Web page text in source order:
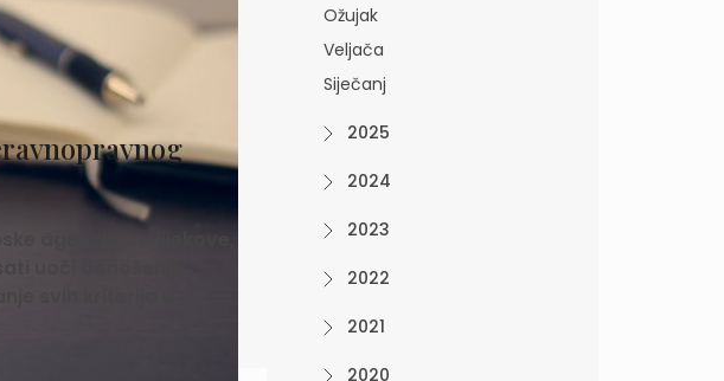
agencije za lijekove,
uoči donošenja
svih kriterija u
Ožujak
Veljača
Siječanj
2025
2024
2023
2022
2021
2020